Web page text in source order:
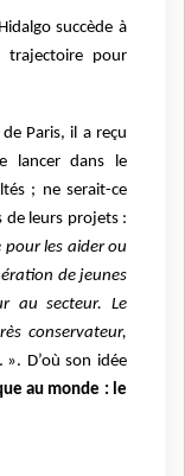
succède à
trajectoire pour
Paris, il a reçu
lancer dans le
; ne serait-ce
de leurs projets :
pour les aider ou
de jeunes
au secteur. Le
conservateur,
». D’où son idée
au monde : le